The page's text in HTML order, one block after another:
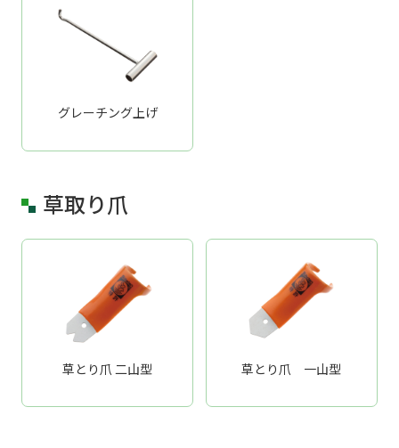
グレーチング上げ
草取り爪
草とり爪 二山型 草とり爪 一山型